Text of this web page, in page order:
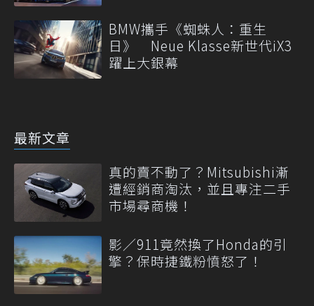
BMW攜手《蜘蛛人：重生
日》 Neue Klasse新世代iX3
躍上大銀幕
最新文章
真的賣不動了？Mitsubishi漸
遭經銷商淘汰，並且專注二手
市場尋商機！
影／911竟然換了Honda的引
擎？保時捷鐵粉憤怒了！